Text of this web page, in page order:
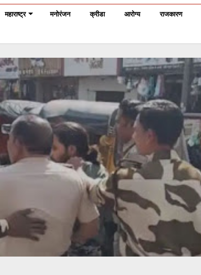
महाराष्ट्र मनोरंजन क्रीडा आरोग्य राजकारण